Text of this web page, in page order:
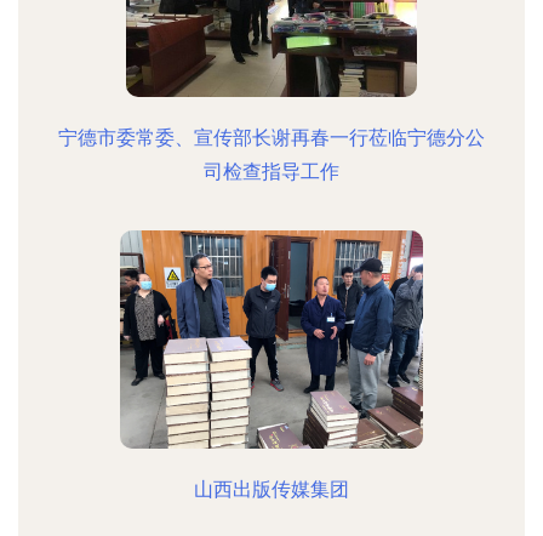
宁德市委常委、宣传部长谢再春一行莅临宁德分公
司检查指导工作
山西出版传媒集团